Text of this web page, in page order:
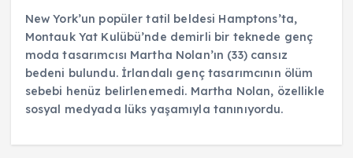
New York’un popüler tatil beldesi Hamptons’ta,
Montauk Yat Kulübü’nde demirli bir teknede genç
moda tasarımcısı Martha Nolan’ın (33) cansız
bedeni bulundu. İrlandalı genç tasarımcının ölüm
sebebi henüz belirlenemedi. Martha Nolan, özellikle
sosyal medyada lüks yaşamıyla tanınıyordu.